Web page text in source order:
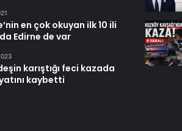
en çok okuyan ilk 10 ili
Edirne de var
karıştığı feci kazada
kaybetti